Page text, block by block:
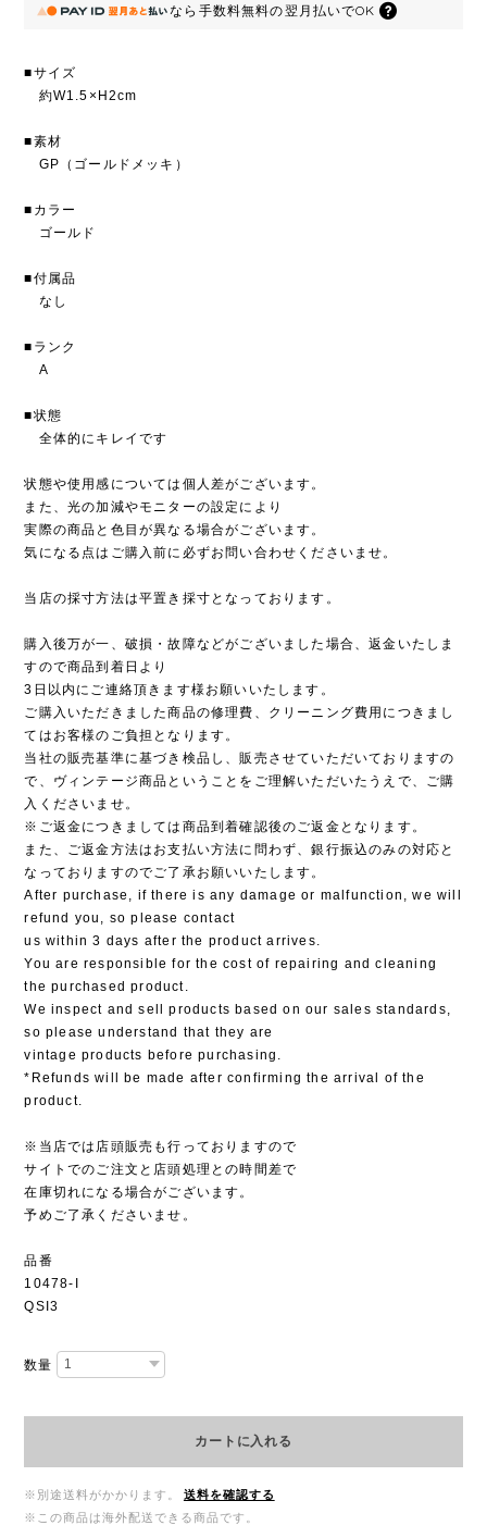
なら 手数料無料の翌月払いでOK
■サイズ
約W1.5×H2cm
■素材
GP（ゴールドメッキ）
■カラー
ゴールド
■付属品
なし
■ランク
A
■状態
全体的にキレイです
状態や使用感については個人差がございます。
また、光の加減やモニターの設定により
実際の商品と色目が異なる場合がございます。
気になる点はご購入前に必ずお問い合わせくださいませ。
当店の採寸方法は平置き採寸となっております。
購入後万が一、破損・故障などがございました場合、返金いたしま
すので商品到着日より
3日以内にご連絡頂きます様お願いいたします。
ご購入いただきました商品の修理費、クリーニング費用につきまし
てはお客様のご負担となります。
当社の販売基準に基づき検品し、販売させていただいておりますの
で、ヴィンテージ商品ということをご理解いただいたうえで、ご購
入くださいませ。
※ご返金につきましては商品到着確認後のご返金となります。
また、ご返金方法はお支払い方法に問わず、銀行振込のみの対応と
なっておりますのでご了承お願いいたします。
After purchase, if there is any damage or malfunction, we will
refund you, so please contact
us within 3 days after the product arrives.
You are responsible for the cost of repairing and cleaning
the purchased product.
We inspect and sell products based on our sales standards,
so please understand that they are
vintage products before purchasing.
*Refunds will be made after confirming the arrival of the
product.
※当店では店頭販売も行っておりますので
サイトでのご注文と店頭処理との時間差で
在庫切れになる場合がございます。
予めご了承くださいませ。
品番
10478-I
QSI3
数量
カートに入れる
※別途送料がかかります。
送料を確認する
※この商品は海外配送できる商品です。